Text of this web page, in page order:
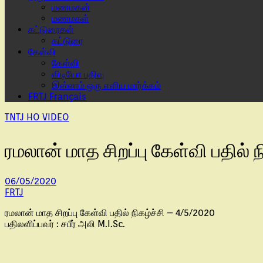
மணமகன்
மணமகள்
கட்டுரைகள்
கட்டுரை
கேள்வி
கேள்வி
விடியோ பதிவு
இஸ்லாம் ஒரு எளிய மார்க்கம்
FRTJ Français
TNTJ HO VIDEO
ரமலான் மாத சிறப்பு கேள்வி பதில்
06/05/2020
FRTJ
ரமலான் மாத சிறப்பு கேள்வி பதில் நிகழ்ச்சி – 4/5/2020
பதிலளிப்பவர் : சபீர் அலி M.I.Sc.